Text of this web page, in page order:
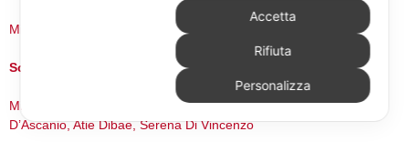
Michele Giuliani
Scritta da
Michela Beatrice Ferri, Stefano Mavilio, Edoardo Milesi, Romina
D’Ascanio, Atie Dibae, Serena Di Vincenzo
Accetta
Rifiuta
Personalizza